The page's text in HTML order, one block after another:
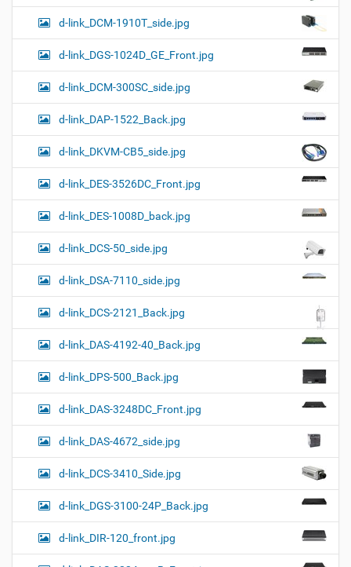
d-link_DCM-1910T_side.jpg
d-link_DGS-1024D_GE_Front.jpg
d-link_DCM-300SC_side.jpg
d-link_DAP-1522_Back.jpg
d-link_DKVM-CB5_side.jpg
d-link_DES-3526DC_Front.jpg
d-link_DES-1008D_back.jpg
d-link_DCS-50_side.jpg
d-link_DSA-7110_side.jpg
d-link_DCS-2121_Back.jpg
d-link_DAS-4192-40_Back.jpg
d-link_DPS-500_Back.jpg
d-link_DAS-3248DC_Front.jpg
d-link_DAS-4672_side.jpg
d-link_DCS-3410_Side.jpg
d-link_DGS-3100-24P_Back.jpg
d-link_DIR-120_front.jpg